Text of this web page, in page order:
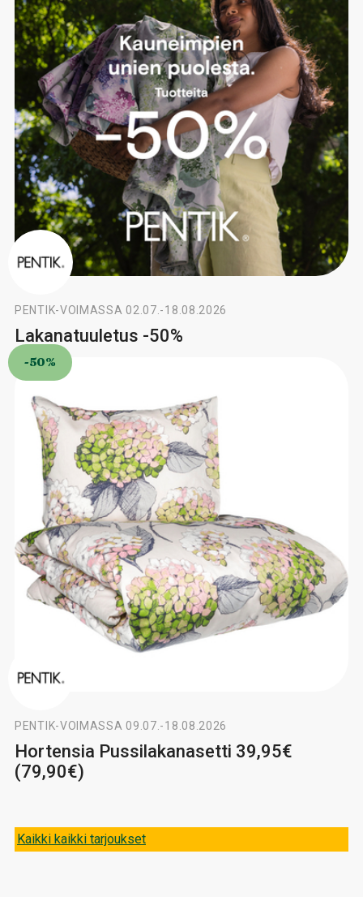
PENTIK-VOIMASSA 02.07.-18.08.2026
Lakanatuuletus -50%
-50%
PENTIK-VOIMASSA 09.07.-18.08.2026
Hortensia Pussilakanasetti 39,95€
(79,90€)
Kaikki kaikki tarjoukset